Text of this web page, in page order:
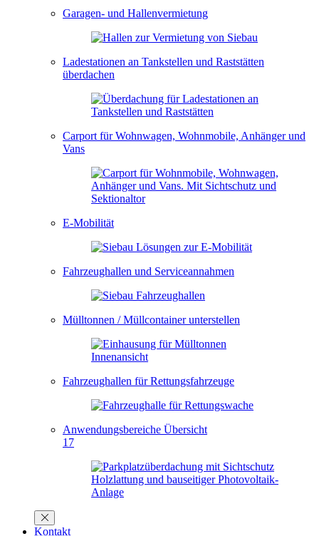
Garagen- und Hallenvermietung
Ladestationen an Tankstellen und Raststätten
überdachen
Carport für Wohnwagen, Wohnmobile, Anhänger und
Vans
E-Mobilität
Fahrzeughallen und Serviceannahmen
Mülltonnen / Müllcontainer unterstellen
Fahrzeughallen für Rettungsfahrzeuge
Anwendungsbereiche Übersicht
17
Kontakt